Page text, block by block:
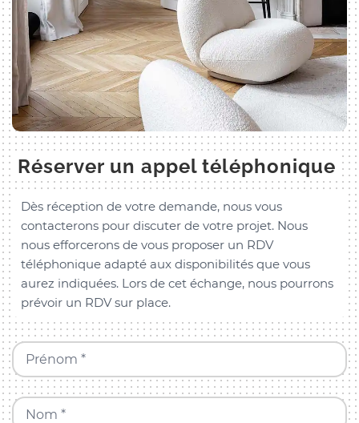
Réserver un appel téléphonique
Dès réception de votre demande, nous vous
contacterons pour discuter de votre projet. Nous
nous efforcerons de vous proposer un RDV
téléphonique adapté aux disponibilités que vous
aurez indiquées. Lors de cet échange, nous pourrons
prévoir un RDV sur place.
Prénom *
Nom *